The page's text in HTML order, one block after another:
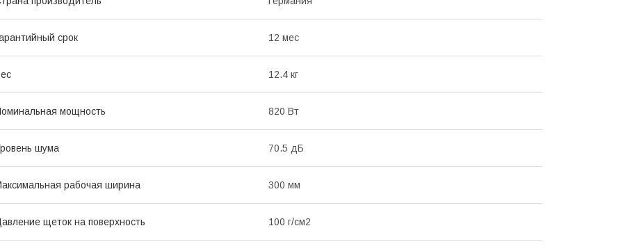
срок 12 мес
12.4 кг
мощность 820 Вт
шума 70.5 дБ
рабочая ширина 300 мм
щеток на поверхность 100 г/см2